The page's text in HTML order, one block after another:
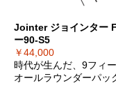
Jointer ジョインター
ー90-S5
￥44,000
時代が生んだ、9フィ
オールラウンダーパッ